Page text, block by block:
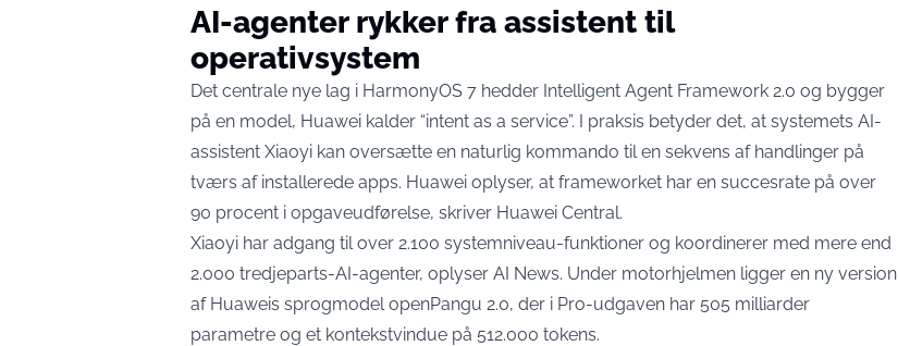
AI-agenter rykker fra assistent til
operativsystem
Det centrale nye lag i HarmonyOS 7 hedder Intelligent Agent Framework 2.0 og bygger
på en model, Huawei kalder “intent as a service”. I praksis betyder det, at systemets AI-
assistent Xiaoyi kan oversætte en naturlig kommando til en sekvens af handlinger på
tværs af installerede apps. Huawei oplyser, at frameworket har en succesrate på over
90 procent i opgaveudførelse, skriver Huawei Central.
Xiaoyi har adgang til over 2.100 systemniveau-funktioner og koordinerer med mere end
2.000 tredjeparts-AI-agenter, oplyser AI News. Under motorhjelmen ligger en ny version
af Huaweis sprogmodel openPangu 2.0, der i Pro-udgaven har 505 milliarder
parametre og et kontekstvindue på 512.000 tokens.